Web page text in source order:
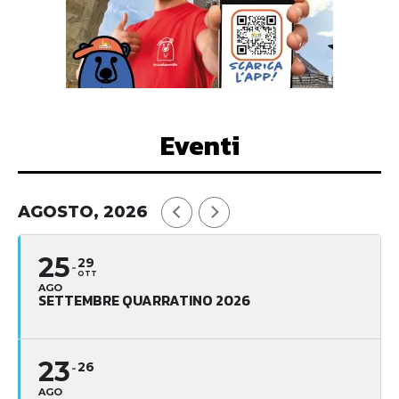
Eventi
AGOSTO, 2026
25
AGO
29
OTT
SETTEMBRE QUARRATINO 2026
23
AGO
26